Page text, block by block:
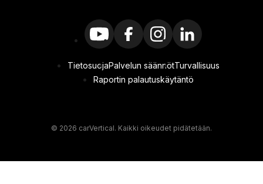
TietosuojaPalvelun säännötTurvallisuus
Raportin palautuskäytäntö
© 2026 carVertical. Kaikki oikeudet pidätetään.